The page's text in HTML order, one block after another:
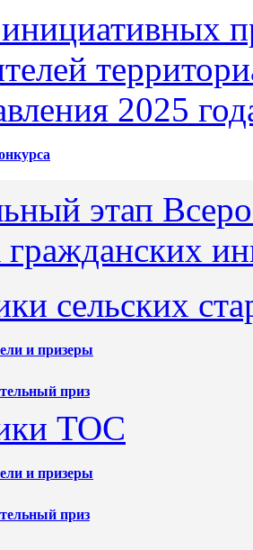
2025
этап
гражданских
сельских
и призеры
приз
ТОС
и призеры
приз